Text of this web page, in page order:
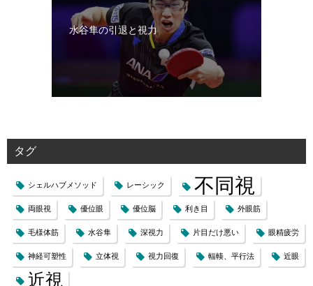
水谷隼の引退と視力
タグ
シェルハブメソッド レーシック 不同視
両眼視 優位眼 優位脳 利き目 外眼筋
毛様体筋 水谷隼 深視力 片目だけ悪い 眼精疲労
神経可塑性 立体視 視力回復 輻輳、平行法 近眼
近視